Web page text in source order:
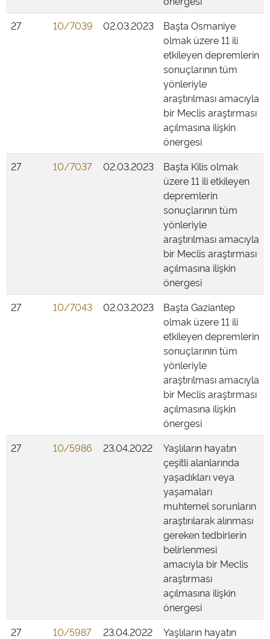
27
10/7039 02.03.2023
Başta Osmaniye
olmak üzere 11 ili
etkileyen depremlerin
sonuçlarının tüm
yönleriyle
araştırılması amacıyla
bir Meclis araştırması
açılmasına ilişkin
önergesi
27
10/7037 02.03.2023
Başta Kilis olmak
üzere 11 ili etkileyen
depremlerin
sonuçlarının tüm
yönleriyle
araştırılması amacıyla
bir Meclis araştırması
açılmasına ilişkin
önergesi
27
10/7043 02.03.2023
Başta Gaziantep
olmak üzere 11 ili
etkileyen depremlerin
sonuçlarının tüm
yönleriyle
araştırılması amacıyla
bir Meclis araştırması
açılmasına ilişkin
önergesi
27
10/5986 23.04.2022
Yaşlıların hayatın
çeşitli alanlarında
yaşadıkları veya
yaşamaları
muhtemel sorunların
araştırılarak alınması
gereken tedbirlerin
belirlenmesi
amacıyla bir Meclis
araştırması
açılmasına ilişkin
önergesi
27
10/5987 23.04.2022
Yaşlıların hayatın